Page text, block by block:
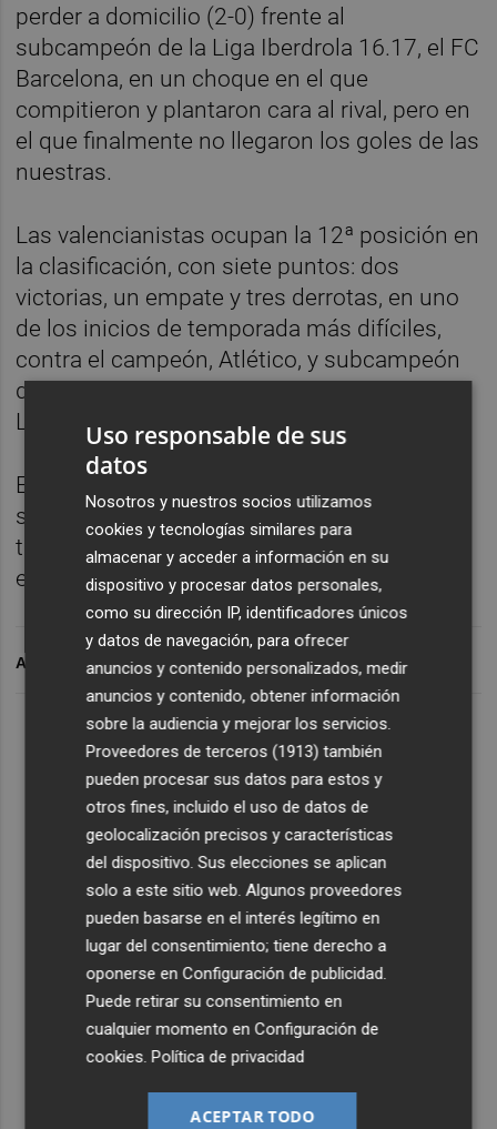
perder a domicilio (2-0) frente al
subcampeón de la Liga Iberdrola 16.17, el FC
Barcelona, en un choque en el que
compitieron y plantaron cara al rival, pero en
el que finalmente no llegaron los goles de las
nuestras.
Las valencianistas ocupan la 12ª posición en
la clasificación, con siete puntos: dos
victorias, un empate y tres derrotas, en uno
de los inicios de temporada más difíciles,
contra el campeón, Atlético, y subcampeón
de Liga, Barcelona, y habiendo visitado
Lezama, feudo del Athletic.
El recién ascendido Madrid CF Femenino
suma nueve puntos y ocupa el 7º puesto,
tras haber logrado dos triunfos, tres
empates y dos derrotas.
ARCHIVADO EN
Uso responsable de sus
datos
Nosotros y nuestros socios utilizamos
cookies y tecnologías similares para
almacenar y acceder a información en su
dispositivo y procesar datos personales,
como su dirección IP, identificadores únicos
y datos de navegación, para ofrecer
anuncios y contenido personalizados, medir
anuncios y contenido, obtener información
sobre la audiencia y mejorar los servicios.
Proveedores de terceros (1913) también
pueden procesar sus datos para estos y
otros fines, incluido el uso de datos de
geolocalización precisos y características
del dispositivo. Sus elecciones se aplican
solo a este sitio web. Algunos proveedores
pueden basarse en el interés legítimo en
lugar del consentimiento; tiene derecho a
oponerse enConfiguración de publicidad
Puede retirar su consentimiento en
cualquier momento enConfiguración de
cookies .Política de privacidad
ACEPTAR TODO